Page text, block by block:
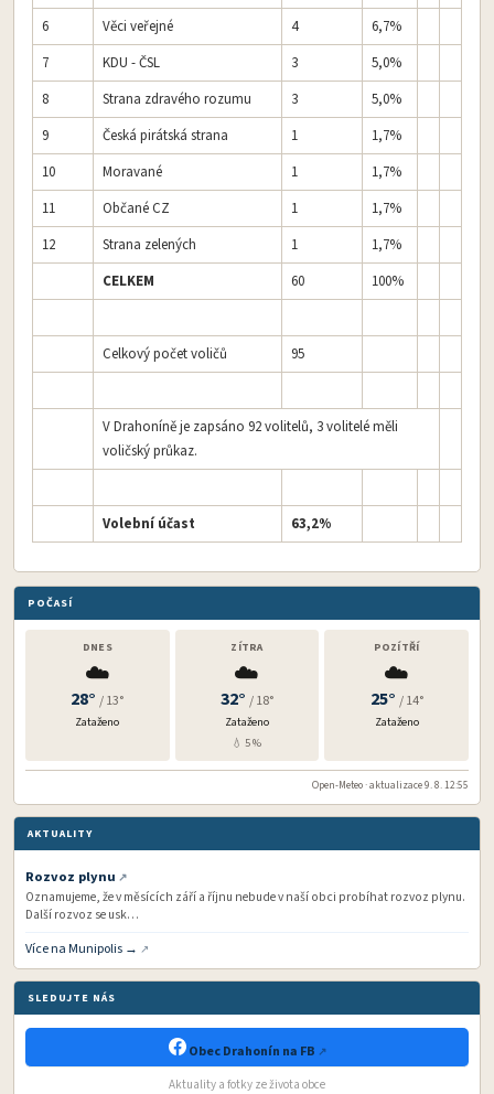
6 Věci veřejné 4
6,7%
7
KDU - ČSL 3
5,0%
8
Strana zdravého rozumu 3
5,0%
9
Česká pirátská strana 1
1,7%
10
Moravané 1
1,7%
11
Občané CZ 1
1,7%
12
Strana zelených 1
1,7%
CELKEM
60 100%
Celkový počet voličů 95
V Drahoníně je zapsáno 92 volitelů, 3 volitelé měli
voličský průkaz.
Volební účast 63,2%
POČASÍ
DNES
☁️
28°/ 13°
Zataženo
ZÍTRA
☁️
32° / 18°
Zataženo
💧 5 %
POZÍTŘÍ
☁️
25° / 14°
Zataženo
Open-Meteo · aktualizace 9. 8. 12:55
AKTUALITY
Rozvoz plynu
Oznamujeme, že v měsících září a říjnu nebude v naší obci probíhat rozvoz plynu.
Další rozvoz se usk…
Více na Munipolis →
SLEDUJTE NÁS
Obec Drahonín na FB
Aktuality a fotky ze života obce